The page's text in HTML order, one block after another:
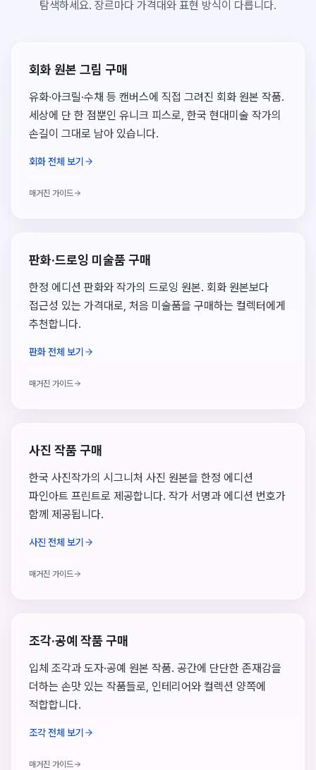
탐색하세요. 장르마다 가격대와 표현 방식이 다릅니다.
회화 원본 그림 구매
유화·아크릴·수채 등 캔버스에 직접 그려진 회화 원본 작품.
세상에 단 한 점뿐인 유니크 피스로, 한국 현대미술 작가의
손길이 그대로 남아 있습니다.
회화 전체 보기
매거진 가이드
판화·드로잉 미술품 구매
한정 에디션 판화와 작가의 드로잉 원본. 회화 원본보다
접근성 있는 가격대로, 처음 미술품을 구매하는 컬렉터에게
추천합니다.
판화 전체 보기
매거진 가이드
사진 작품 구매
한국 사진작가의 시그니처 사진 원본을 한정 에디션
파인아트 프린트로 제공합니다. 작가 서명과 에디션 번호가
함께 제공됩니다.
사진 전체 보기
매거진 가이드
조각·공예 작품 구매
입체 조각과 도자·공예 원본 작품. 공간에 단단한 존재감을
더하는 손맛 있는 작품들로, 인테리어와 컬렉션 양쪽에
적합합니다.
조각 전체 보기
매거진 가이드